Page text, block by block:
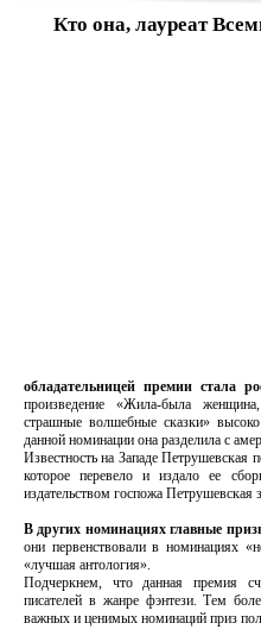
Кто она, лауреат
обладательницей премии стала
произведение «Жила-была
страшные волшебные сказки»
данной номинации она разделила с
Известность на Западе Петрушевская
которое перевело и издало ее
издательством госпожа
В других номинациях главные
они первенствовали в номинациях
«лучшая антология».
Подчеркнем, что данная премия
писателей в жанре фэнтези. Тем
важных и ценимых номинаций приз